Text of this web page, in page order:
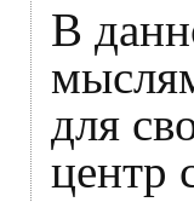
В
для
центр